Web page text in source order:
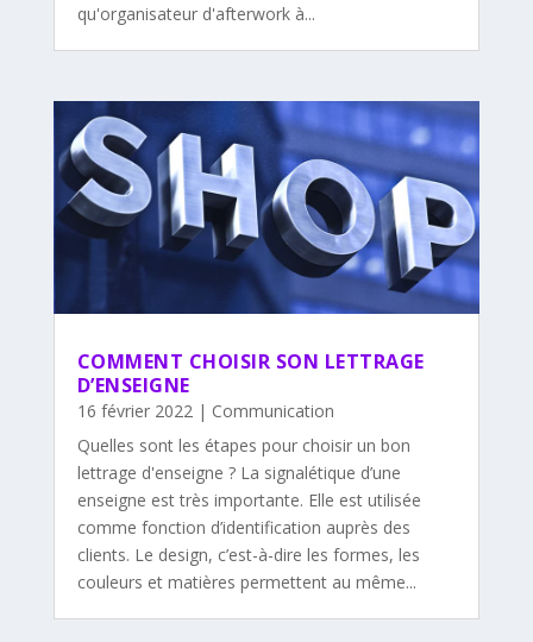
qu'organisateur d'afterwork à...
COMMENT CHOISIR SON LETTRAGE
D’ENSEIGNE
16 février 2022 | Communication
Quelles sont les étapes pour choisir un bon
lettrage d'enseigne ? La signalétique d’une
enseigne est très importante. Elle est utilisée
comme fonction d’identification auprès des
clients. Le design, c’est-à-dire les formes, les
couleurs et matières permettent au même...